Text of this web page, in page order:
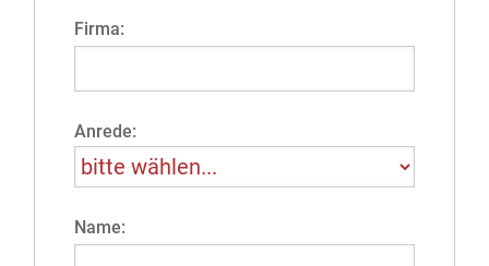
Firma:
Anrede:
Name: